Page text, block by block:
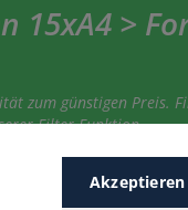
15xA4 >
zum günstigen Preis.
Filter-Funktion.